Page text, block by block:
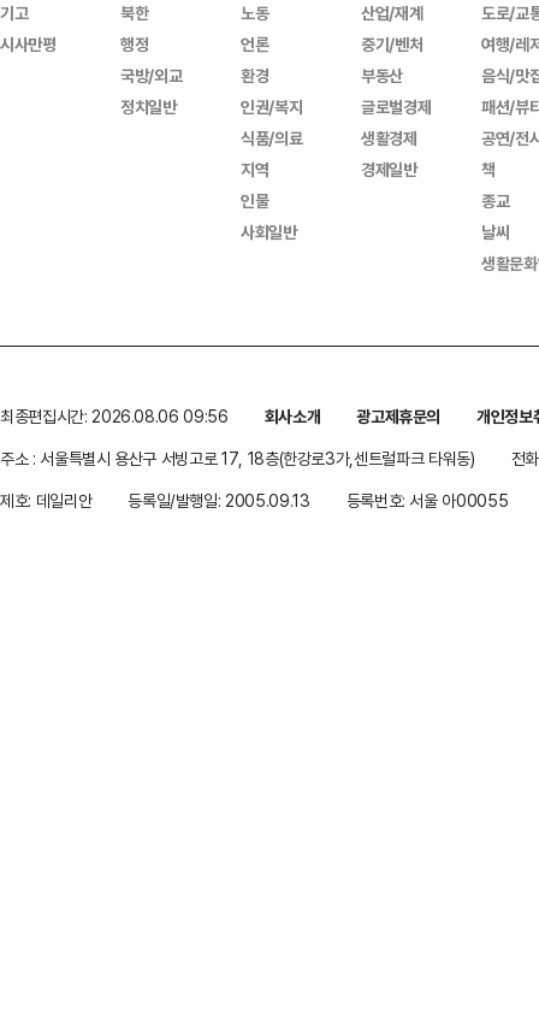
기고
시사만평
북한
행정
국방/외교
정치일반
노동
언론
환경
인권/복지
식품/의료
지역
인물
사회일반
산업/재계
중기/벤처
부동산
글로벌경제
생활경제
경제일반
도로/교
여행/레
음식/맛
패션/뷰
공연/전
책
종교
날씨
생활문
최종편집시간: 2026.08.06 09:56 회사소개 광고제휴문의
개인정보
주소 : 서울특별시 용산구 서빙고로 17, 18층(한강로3가,센트럴파크 타워동)
전
제호: 데일리안
등록일/발행일: 2005.09.13 등록번호: 서울 아00055